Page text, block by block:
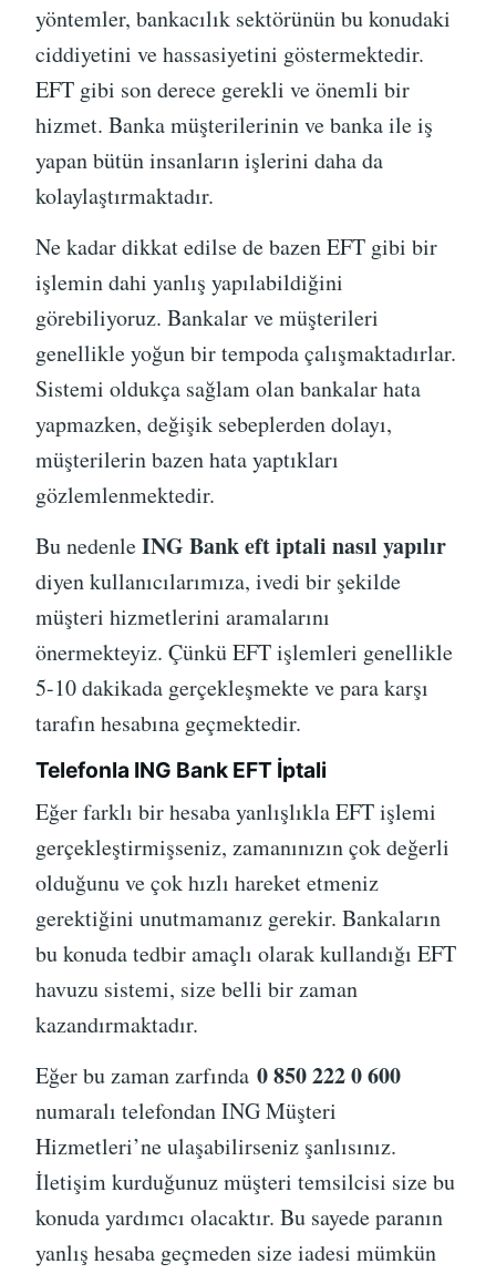
yöntemler, bankacılık sektörünün bu konudaki
ciddiyetini ve hassasiyetini göstermektedir.
EFT gibi son derece gerekli ve önemli bir
hizmet. Banka müşterilerinin ve banka ile iş
yapan bütün insanların işlerini daha da
kolaylaştırmaktadır.
Ne kadar dikkat edilse de bazen EFT gibi bir
işlemin dahi yanlış yapılabildiğini
görebiliyoruz. Bankalar ve müşterileri
genellikle yoğun bir tempoda çalışmaktadırlar.
Sistemi oldukça sağlam olan bankalar hata
yapmazken, değişik sebeplerden dolayı,
müşterilerin bazen hata yaptıkları
gözlemlenmektedir.
Bu nedenleING Bank eft iptali nasıl yapılır
diyen kullanıcılarımıza, ivedi bir şekilde
müşteri hizmetlerini aramalarını
önermekteyiz. Çünkü EFT işlemleri genellikle
5-10 dakikada gerçekleşmekte ve para karşı
tarafın hesabına geçmektedir.
Telefonla ING Bank EFT İptali
Eğer farklı bir hesaba yanlışlıkla EFT işlemi
gerçekleştirmişseniz, zamanınızın çok değerli
olduğunu ve çok hızlı hareket etmeniz
gerektiğini unutmamanız gerekir. Bankaların
bu konuda tedbir amaçlı olarak kullandığı EFT
havuzu sistemi, size belli bir zaman
kazandırmaktadır.
Eğer bu zaman zarfında 0 850 222 0 600
numaralı telefondan ING Müşteri
Hizmetleri’ne ulaşabilirseniz şanlısınız.
İletişim kurduğunuz müşteri temsilcisi size bu
konuda yardımcı olacaktır. Bu sayede paranın
yanlış hesaba geçmeden size iadesi mümkün